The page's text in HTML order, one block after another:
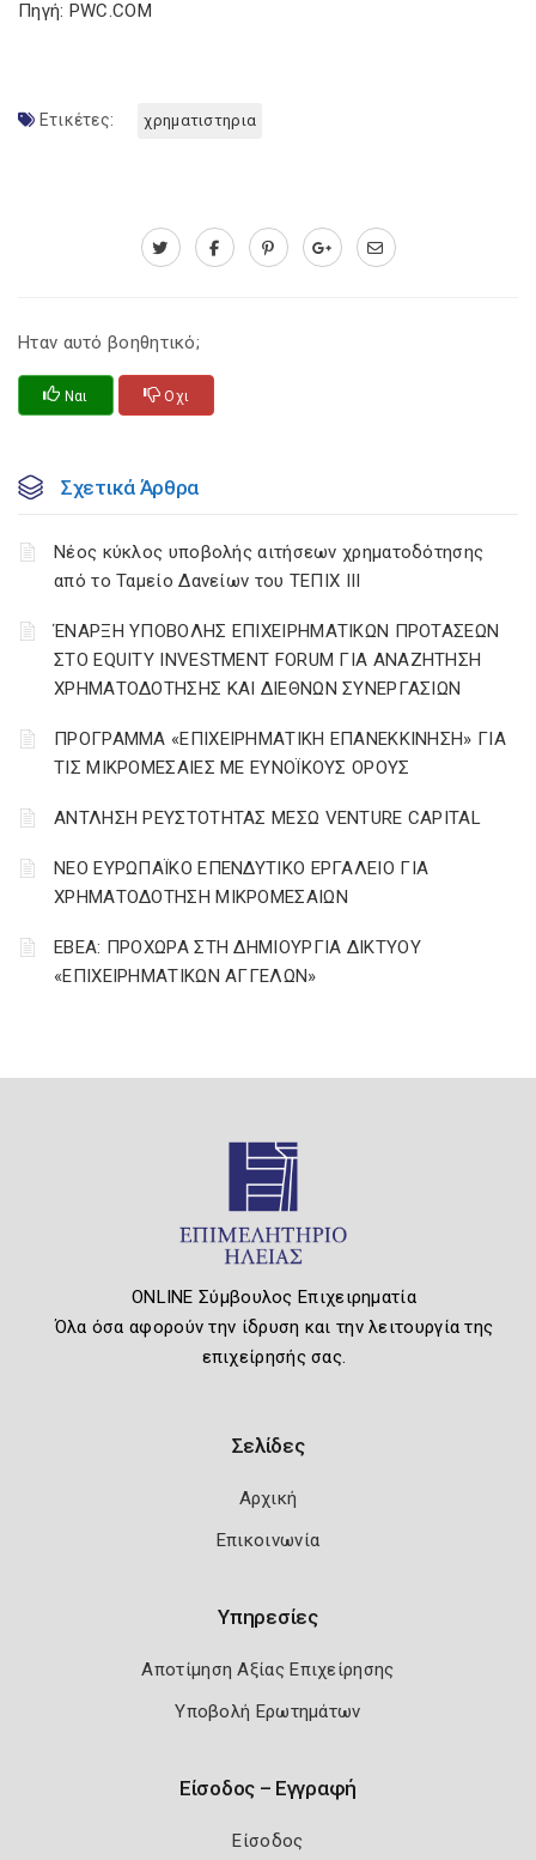
Πηγή: PWC.COM
Ετικέτες: χρηματιστηρια
Ηταν αυτό βοηθητικό;
Ναι Οχι
Σχετικά Άρθρα
Νέος κύκλος υποβολής αιτήσεων χρηματοδότησης
από το Ταμείο Δανείων του ΤΕΠΙΧ ΙΙΙ
ΈΝΑΡΞΗ ΥΠΟΒΟΛΗΣ ΕΠΙΧΕΙΡΗΜΑΤΙΚΩΝ ΠΡΟΤΑΣΕΩΝ
ΣΤΟ EQUITY INVESTMENT FORUM ΓΙΑ ΑΝΑΖΗΤΗΣΗ
ΧΡΗΜΑΤΟΔΟΤΗΣΗΣ ΚΑΙ ΔΙΕΘΝΩΝ ΣΥΝΕΡΓΑΣΙΩΝ
ΠΡΟΓΡΑΜΜΑ «ΕΠΙΧΕΙΡΗΜΑΤΙΚΗ ΕΠΑΝΕΚΚΙΝΗΣΗ» ΓΙΑ
ΤΙΣ ΜΙΚΡΟΜΕΣΑΙΕΣ ΜΕ ΕΥΝΟΪΚΟΥΣ ΟΡΟΥΣ
ΑΝΤΛΗΣΗ ΡΕΥΣΤΟΤΗΤΑΣ ΜΕΣΩ VENTURE CAPITAL
ΝΕΟ ΕΥΡΩΠΑΪΚΟ ΕΠΕΝΔΥΤΙΚΟ ΕΡΓΑΛΕΙΟ ΓΙΑ
ΧΡΗΜΑΤΟΔΟΤΗΣΗ ΜΙΚΡΟΜΕΣΑΙΩΝ
ΕΒΕΑ: ΠΡΟΧΩΡΑ ΣΤΗ ΔΗΜΙΟΥΡΓΙΑ ΔΙΚΤΥΟΥ
«ΕΠΙΧΕΙΡΗΜΑΤΙΚΩΝ ΑΓΓΕΛΩΝ»
ONLINE Σύμβουλος Επιχειρηματία
Όλα όσα αφορούν την ίδρυση και την λειτουργία της
επιχείρησής σας.
Σελίδες
Αρχική
Επικοινωνία
Υπηρεσίες
Αποτίμηση Αξίας Επιχείρησης
Υποβολή Ερωτημάτων
Είσοδος – Εγγραφή
Είσοδος